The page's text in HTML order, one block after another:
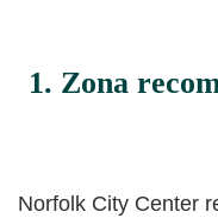
1. Zona
Norfolk City Center